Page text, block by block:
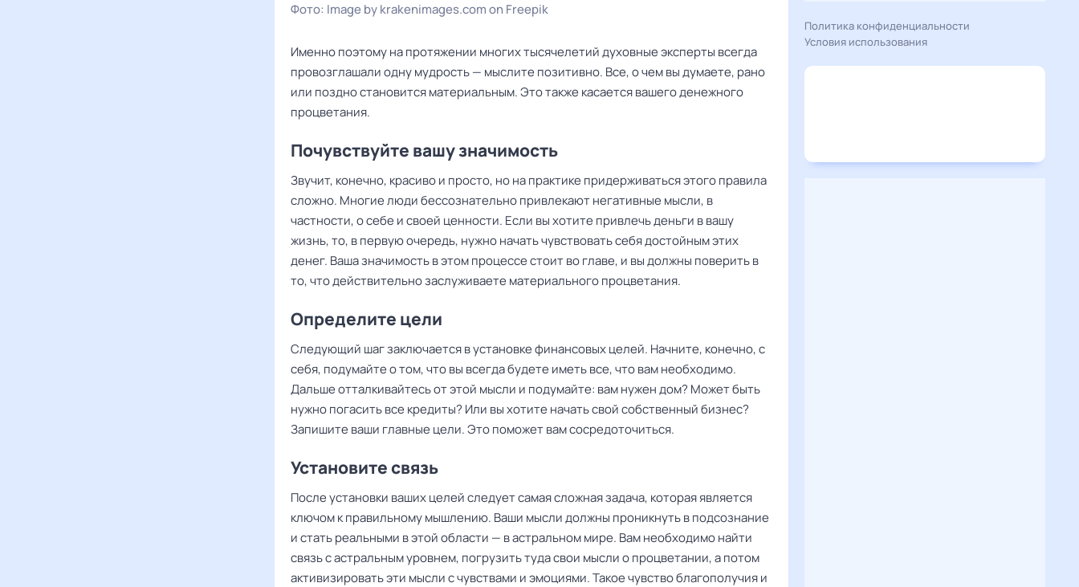
Фото: Image by krakenimages.com on Freepik
Именно поэтому на протяжении многих тысячелетий духовные эксперты всегда
провозглашали одну мудрость — мыслите позитивно. Все, о чем вы думаете, рано
или поздно становится материальным. Это также касается вашего денежного
процветания.
Почувствуйте вашу значимость
Звучит, конечно, красиво и просто, но на практике придерживаться этого правила
сложно. Многие люди бессознательно привлекают негативные мысли, в
частности, о себе и своей ценности. Если вы хотите привлечь деньги в вашу
жизнь, то, в первую очередь, нужно начать чувствовать себя достойным этих
денег. Ваша значимость в этом процессе стоит во главе, и вы должны поверить в
то, что действительно заслуживаете материального процветания.
Определите цели
Следующий шаг заключается в установке финансовых целей. Начните, конечно, с
себя, подумайте о том, что вы всегда будете иметь все, что вам необходимо.
Дальше отталкивайтесь от этой мысли и подумайте: вам нужен дом? Может быть
нужно погасить все кредиты? Или вы хотите начать свой собственный бизнес?
Запишите ваши главные цели. Это поможет вам сосредоточиться.
Установите связь
После установки ваших целей следует самая сложная задача, которая является
ключом к правильному мышлению. Ваши мысли должны проникнуть в подсознание
и стать реальными в этой области — в астральном мире. Вам необходимо найти
связь с астральным уровнем, погрузить туда свои мысли о процветании, а потом
активизировать эти мысли с чувствами и эмоциями. Такое чувство благополучия и
Политика конфиденциальности
Условия использования